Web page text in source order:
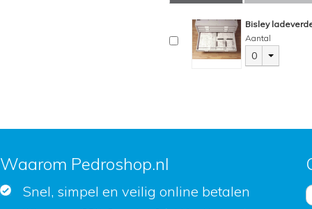
Bisley
Aantal
0
Waarom Pedroshop.nl
Snel, simpel en veilig online betalen